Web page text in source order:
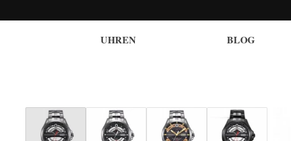
UHREN BLOG